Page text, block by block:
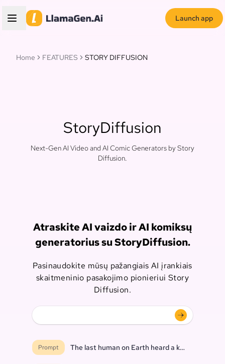
Launch app
Home FEATURES STORY DIFFUSION
StoryDiffusion
Next-Gen AI Video and AI Comic Generators by Story
Diffusion.
Atraskite AI vaizdo ir AI komiksų
generatorius su StoryDiffusion.
Pasinaudokite mūsų pažangiais AI įrankiais
skaitmeninio pasakojimo pionieriui Story
Diffusion.
Prompt The last human on Earth heard a knock at the